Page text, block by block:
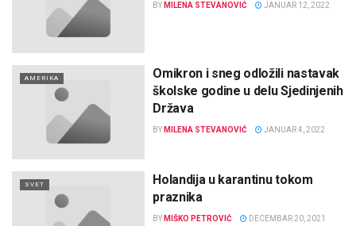
BY MILENA STEVANOVIĆ JANUAR 12, 2022
AMERIKA
Omikron i sneg odložili nastavak
školske godine u delu Sjedinjenih
Država
BY MILENA STEVANOVIĆ JANUAR 4, 2022
SVET
Holandija u karantinu tokom
praznika
BY MIŠKO PETROVIĆ DECEMBAR 20, 2021